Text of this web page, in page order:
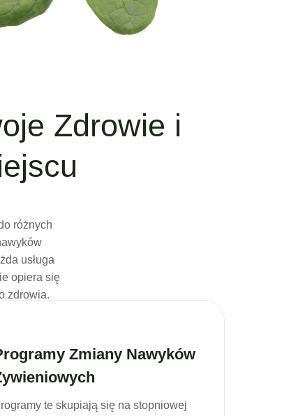
Zdrowie i
różnych
usługa
opiera się
zdrowia.
Zmiany Nawyków
te skupiają się na stopniowej